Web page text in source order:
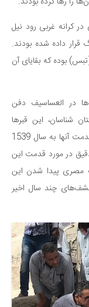
کرانه غربی رود نیل
قرار داده شده بودند.
بوده که بقایای آن
در العساسیف دفن
شناسان، این قبرها
مربوط به دوره هجدهمین سلسه مصر هستند و قدمت آنها به سال 1539
دقیق در مورد قدمت این
مصری پیدا شدن این
کشف‌های چند سال اخیر